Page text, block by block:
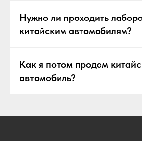
Нужно ли проходить
китайским автомобилям?
Как я потом продам
автомобиль?